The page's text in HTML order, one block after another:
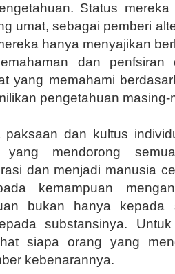
Status
umat, sebagai pemberi
hanya menyajikan
dan
yang memahami
pengetahuan masing-
paksaan dan kultus
yang mendorong
dan menjadi manusia
kemampuan
bukan hanya kepada
substansinya.
siapa orang yang
kebenarannya.